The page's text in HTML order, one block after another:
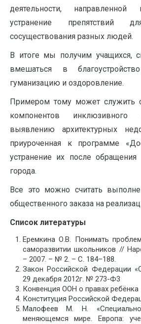
деятельности, направленной
устранение препятствий
сосуществования разных людей.
В итоге мы получим учащихся,
вмешаться в
гуманизацию и оздоровление.
Примером тому может служить
компонентов инклюзивного
выявлению архитектурных
приуроченная к программе
устранение их после
города.
Все это можно считать
общественного заказа на
Список литературы
Еремкина О.В. Понимать
саморазвитии школьников //
– 2007. – № 2. – С. 184–188.
Закон Российской Федерации
29 декабря 2012г. № 273-Ф3
Конвенция ООН о правах ребёнка
Конституция Российской
Малофеев М. Н.
меняющемся мире. Европа: